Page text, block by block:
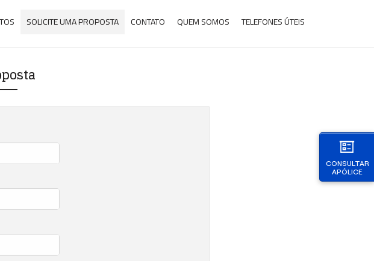
CONSULTAR
APÓLICE
SOLICITE UMA PROPOSTA CONTATO QUEM SOMOS TELEFONES ÚTEIS